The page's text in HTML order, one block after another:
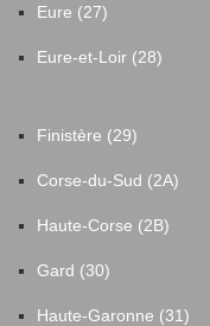
Eure (27)
Eure-et-Loir (28)
Finistère (29)
Corse-du-Sud (2A)
Haute-Corse (2B)
Gard (30)
Haute-Garonne (31)